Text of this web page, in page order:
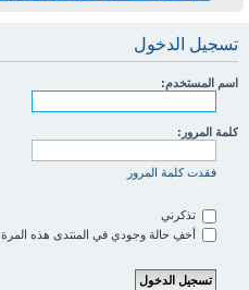
تسجيل الدخول
اسم المستخدم:
كلمة المرور:
فقدت كلمة المرور
تذكرني
أخفِ حالة وجودي في المنتدى هذه المرة